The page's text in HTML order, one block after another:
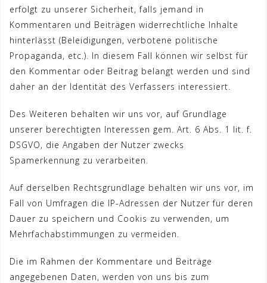
erfolgt zu unserer Sicherheit, falls jemand in
Kommentaren und Beiträgen widerrechtliche Inhalte
hinterlässt (Beleidigungen, verbotene politische
Propaganda, etc.). In diesem Fall können wir selbst für
den Kommentar oder Beitrag belangt werden und sind
daher an der Identität des Verfassers interessiert.
Des Weiteren behalten wir uns vor, auf Grundlage
unserer berechtigten Interessen gem. Art. 6 Abs. 1 lit. f.
DSGVO, die Angaben der Nutzer zwecks
Spamerkennung zu verarbeiten.
Auf derselben Rechtsgrundlage behalten wir uns vor, im
Fall von Umfragen die IP-Adressen der Nutzer für deren
Dauer zu speichern und Cookis zu verwenden, um
Mehrfachabstimmungen zu vermeiden.
Die im Rahmen der Kommentare und Beiträge
angegebenen Daten, werden von uns bis zum